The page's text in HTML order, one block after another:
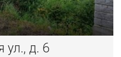
ул., д. 6